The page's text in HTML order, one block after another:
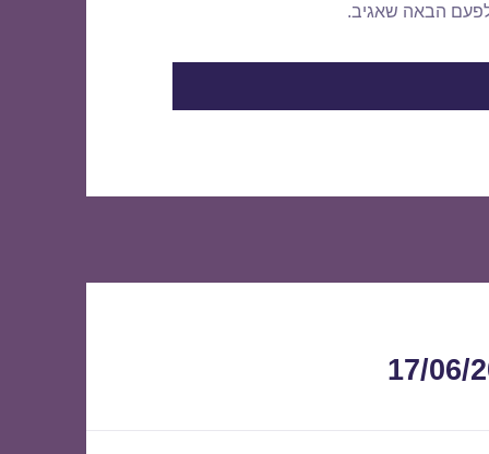
הבאה שאגיב.